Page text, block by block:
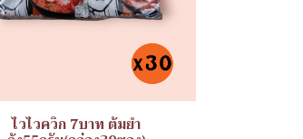
ไวไวควิก 7บาท ต้มยำ